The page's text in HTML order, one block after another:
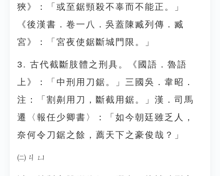
狹》：「或至鋸頸殺不辜而不能正。」
《後漢書．卷一八．吳蓋陳臧列傳．臧
宮》：「宮夜使鋸斷城門限。」
3. 古代截斷肢體之刑具。《國語．魯語
上》：「中刑用刀鋸。」三國吳．韋昭．
注：「割劓用刀，斷截用鋸。」漢．司馬
遷〈報任少卿書〉：「如今朝廷雖乏人，
奈何令刀鋸之餘，薦天下之豪俊哉？」
㈡ㄐㄩ